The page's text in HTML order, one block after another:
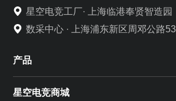
星空电竞工厂· 上海临港奉贤智造园
数采中心 · 上海浦东新区周邓公路
产品
星空电竞商城